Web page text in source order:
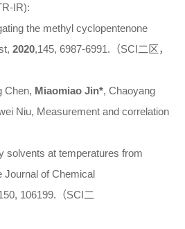
IR):
the methyl cyclopentenone
, 2020,145, 6987-6991.（SCI二区，
Chen, Miaomiao Jin*, Chaoyang
Niu, Measurement and correlation
solvents at temperatures from
Journal of Chemical
106199.（SCI二